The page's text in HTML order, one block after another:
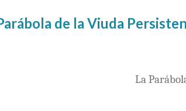
de la Viuda
La